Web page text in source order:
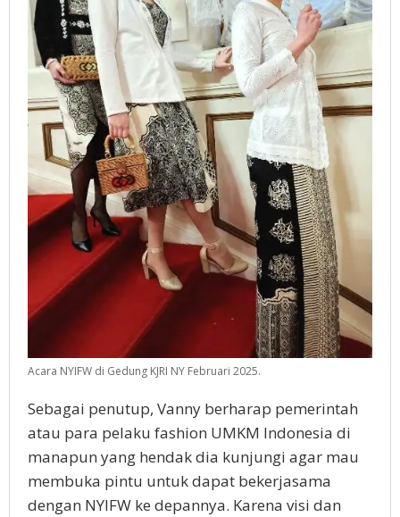
Acara NYIFW di Gedung KJRI NY Februari 2025.
Sebagai penutup, Vanny berharap pemerintah
atau para pelaku fashion UMKM Indonesia di
manapun yang hendak dia kunjungi agar mau
membuka pintu untuk dapat bekerjasama
dengan NYIFW ke depannya. Karena visi dan